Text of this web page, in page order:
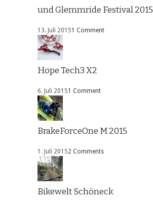
und Glemmride Festival 2015
13. Juli 20151 Comment
Hope Tech3 X2
6. Juli 20151 Comment
BrakeForceOne M 2015
1. Juli 20152 Comments
Bikewelt Schöneck